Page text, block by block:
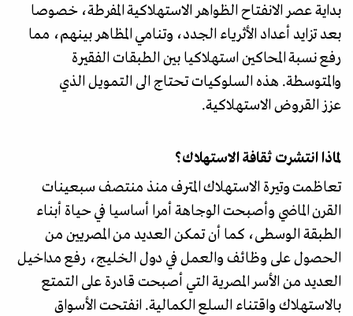
بداية عصر الانفتاح الظواهر الاستهلاكية المفرطة، خصوصا
بعد تزايد أعداد الأثرياء الجدد، وتنامي المظاهر بينهم، مما
رفع نسبة المحاكين استهلاكيا بين الطبقات الفقيرة
والمتوسطة. هذه السلوكيات تحتاج الى التمويل الذي
عزز القروض الاستهلاكية.
لماذا انتشرت ثقافة الاستهلاك؟
تعاظمت وتيرة الاستهلاك المترف منذ منتصف سبعينات
القرن الماضي وأصبحت الوجاهة أمرا أساسيا في حياة أبناء
الطبقة الوسطى، كما أن تمكن العديد من المصريين من
الحصول على وظائف والعمل في دول الخليج، رفع مداخيل
العديد من الأسر المصرية التي أصبحت قادرة على التمتع
بالاستهلاك واقتناء السلع الكمالية. انفتحت الأسواق